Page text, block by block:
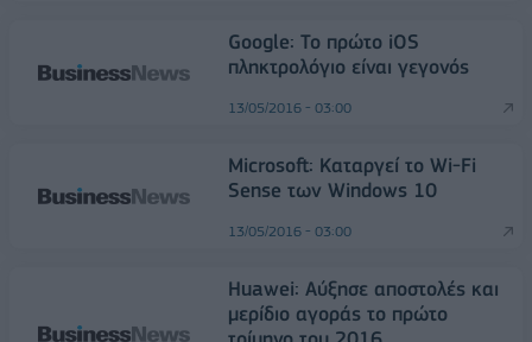
Google: Το πρώτο iOS
πληκτρολόγιο είναι γεγονός
13/05/2016 - 03:00
Microsoft: Καταργεί το Wi-Fi
Sense των Windows 10
13/05/2016 - 03:00
Huawei: Αύξησε αποστολές και
μερίδιο αγοράς το πρώτο